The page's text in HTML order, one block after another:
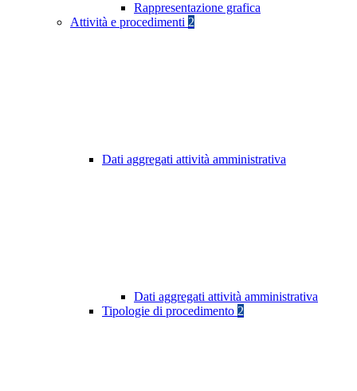
Rappresentazione grafica
Attività e procedimenti 2
Dati aggregati attività amministrativa
Dati aggregati attività amministrativa
Tipologie di procedimento 2